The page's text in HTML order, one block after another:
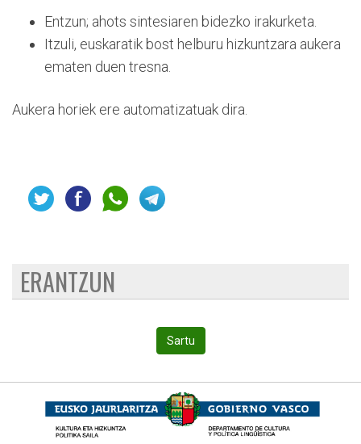
Entzun; ahots sintesiaren bidezko irakurketa.
Itzuli, euskaratik bost helburu hizkuntzara aukera
ematen duen tresna.
Aukera horiek ere automatizatuak dira.
ERANTZUN
Sartu